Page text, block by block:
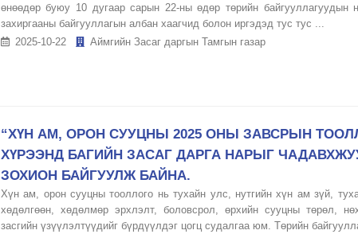
өнөөдөр буюу 10 дугаар сарын 22-ны өдөр төрийн байгууллагуудын
захиргааны байгууллагын албан хаагчид болон иргэдэд тус тус ...
2025-10-22 Аймгийн Засаг даргын Тамгын газар
“ХҮН АМ, ОРОН СУУЦНЫ 2025 ОНЫ ЗАВСРЫН
ХҮРЭЭНД БАГИЙН ЗАСАГ ДАРГА НАРЫГ
ЗОХИОН БАЙГУУЛЖ БАЙНА.
Хүн ам, орон сууцны тооллого нь тухайн улс, нутгийн хүн ам зүй,
хөдөлгөөн, хөдөлмөр эрхлэлт, боловсрол, өрхийн сууцны төрөл,
засгийн үзүүлэлтүүдийг бүрдүүлдэг цогц судалгаа юм. Төрийн